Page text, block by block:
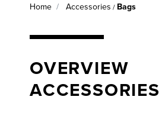
Home Accessories / Bags
OVERVIEW
ACCESSORIES